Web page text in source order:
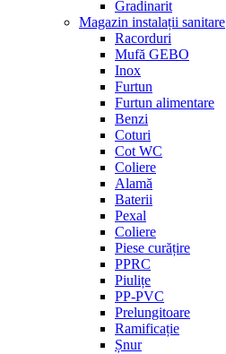
Gradinarit
Magazin instalații sanitare
Racorduri
Mufă GEBO
Inox
Furtun
Furtun alimentare
Benzi
Coturi
Cot WC
Coliere
Alamă
Baterii
Pexal
Coliere
Piese curățire
PPRC
Piulițe
PP-PVC
Prelungitoare
Ramificație
Șnur